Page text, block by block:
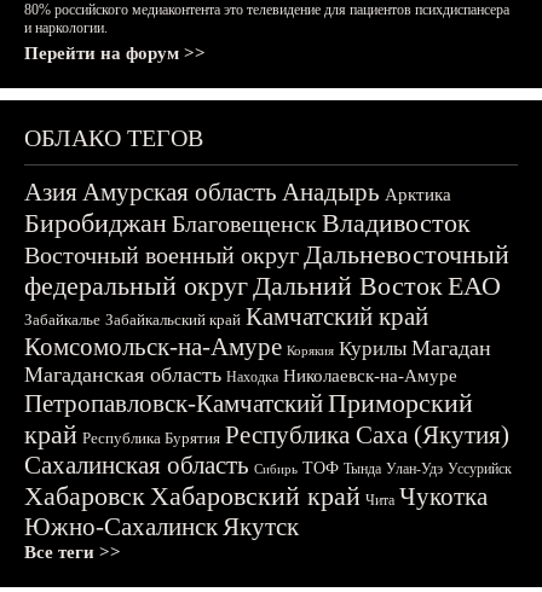
80% российского медиаконтента это телевидение для пациентов психдиспансера
и наркологии.
Перейти на форум >>
ОБЛАКО ТЕГОВ
АзияАмурская область Анадырь Арктика
БиробиджанБлаговещенскВладивосток
Восточный военный округДальневосточный
федеральный округДальний ВостокЕАО
Забайкалье Забайкальский край Камчатский край
Комсомольск-на-Амуре Корякия Курилы Магадан
Магаданская область Находка Николаевск-на-Амуре
Петропавловск-КамчатскийПриморский
край Республика Бурятия Республика Саха (Якутия)
Сахалинская область Сибирь ТОФ Тында Улан-Удэ Уссурийск
ХабаровскХабаровский край Чита Чукотка
Южно-СахалинскЯкутск
Все теги >>